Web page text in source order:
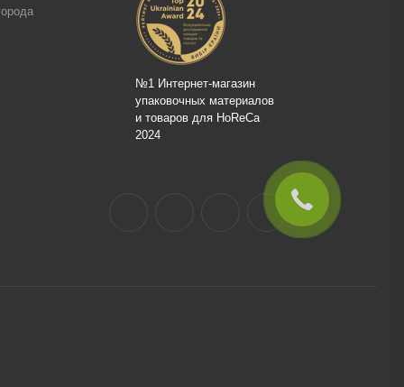
№1 Интернет-магазин
упаковочных материалов
и товаров для HoReCa
2024